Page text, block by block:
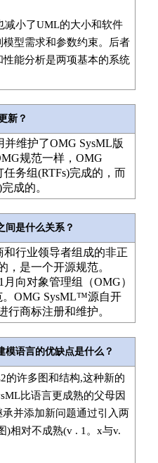
减小了UML的大小和软件
型需求和参数约束。后者
能分析是两项基本的系统
新？
维护了OMG SysML版
规范一样，OMG
务组(RTFs)完成的，而
成的。
是什么关系？
和行业领导者组成的非正
，是一个开源规范。
向对象管理组（OMG）
。OMG SysML™源自开
行商标注册和维护。
模语言的优缺点是什么？
的许多图和结构,这种新的
比语言更成熟的父母因
并添加新问题通过引入两
)相对不成熟(v . 1。x与v.